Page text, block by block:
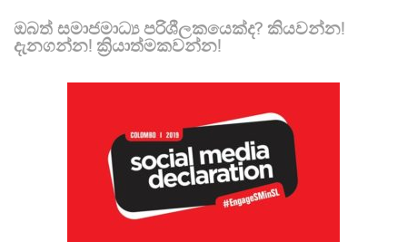
ඔබත් සමාජමාධ්‍ය පරිශීලකයෙක්ද? කියවන්න!
දැනගන්න! ක්‍රියාත්මකවන්න!